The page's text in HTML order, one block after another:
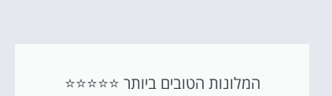
המלונות הטובים ביותר ⭐⭐⭐⭐⭐